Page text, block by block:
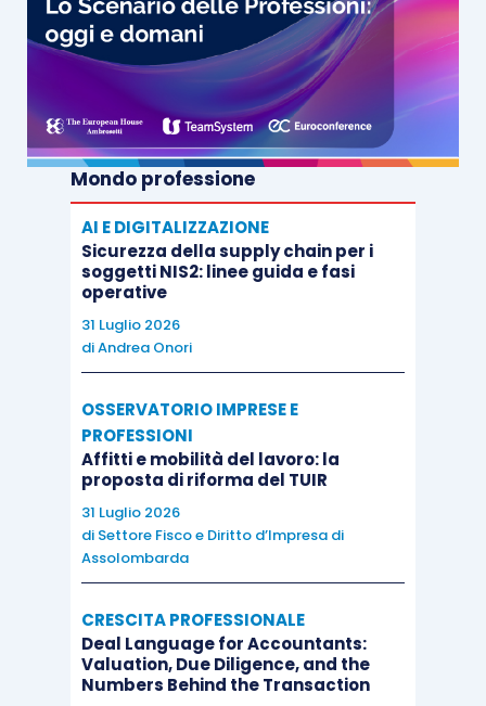
Mondo professione
AI E DIGITALIZZAZIONE
Sicurezza della supply chain per i
soggetti NIS2: linee guida e fasi
operative
31 Luglio 2026
diAndrea Onori
OSSERVATORIO IMPRESE E
PROFESSIONI
Affitti e mobilità del lavoro: la
proposta di riforma del TUIR
31 Luglio 2026
di Settore Fisco e Diritto d’Impresa di
Assolombarda
CRESCITA PROFESSIONALE
Deal Language for Accountants:
Valuation, Due Diligence, and the
Numbers Behind the Transaction